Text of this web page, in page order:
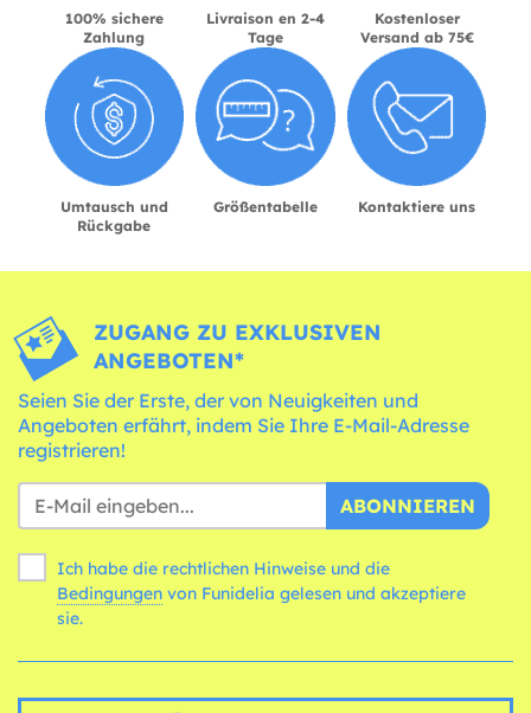
100% sichere
Zahlung
Livraison en 2-4
Tage
Kostenloser
Versand ab 75€
Umtausch und
Rückgabe
Größentabelle Kontaktiere uns
ZUGANG ZU EXKLUSIVEN
ANGEBOTEN*
Seien Sie der Erste, der von Neuigkeiten und
Angeboten erfährt, indem Sie Ihre E-Mail-Adresse
registrieren!
ABONNIEREN
Ich habe die rechtlichen Hinweise und die
Bedingungen
sie.